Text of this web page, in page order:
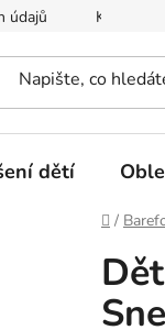
údajů Kontakty
dětí
Domů
/